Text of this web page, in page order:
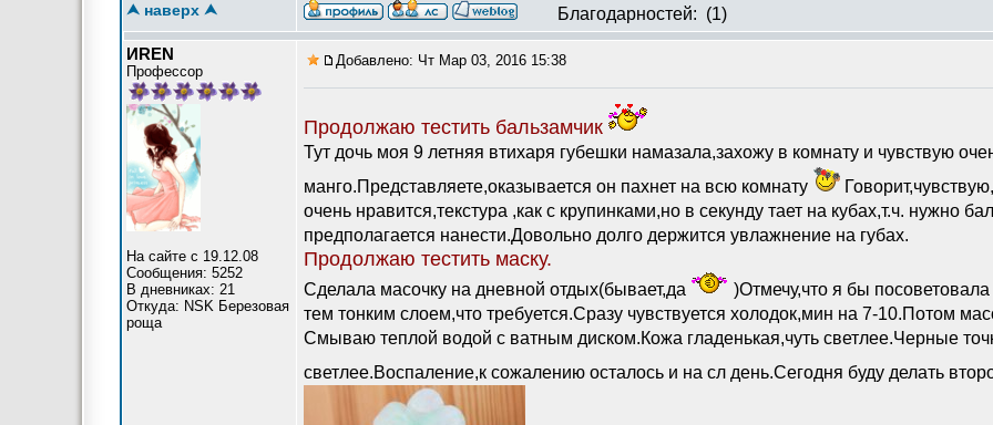
⮝ наверх ⮝ Благодарностей: (1)
ИREN
Профессор
На сайте с 19.12.08
Сообщения: 5252
В дневниках: 21
Откуда: NSK Березовая
роща
Добавлено: Чт Мар 03, 2016 15:38
Продолжаю тестить бальзамчик
Тут дочь моя 9 летняя втихаря губешки намазала,захожу в комнату и чувствую
манго.Представляете,оказывается он пахнет на всю комнату
очень нравится,текстура ,как с крупинками,но в секунду тает на кубах,т.ч. нужно
предполагается нанести.Довольно долго держится увлажнение на губах.
Продолжаю тестить маску.
Сделала масочку на дневной отдых(бывает,да
)Отмечу,что я бы
тем тонким слоем,что требуется.Сразу чувствуется холодок,мин на 7-10.Потом
Смываю теплой водой с ватным диском.Кожа гладенькая,чуть светлее.Черные
светлее.Воспаление,к сожалению осталось и на сл день.Сегодня буду делать